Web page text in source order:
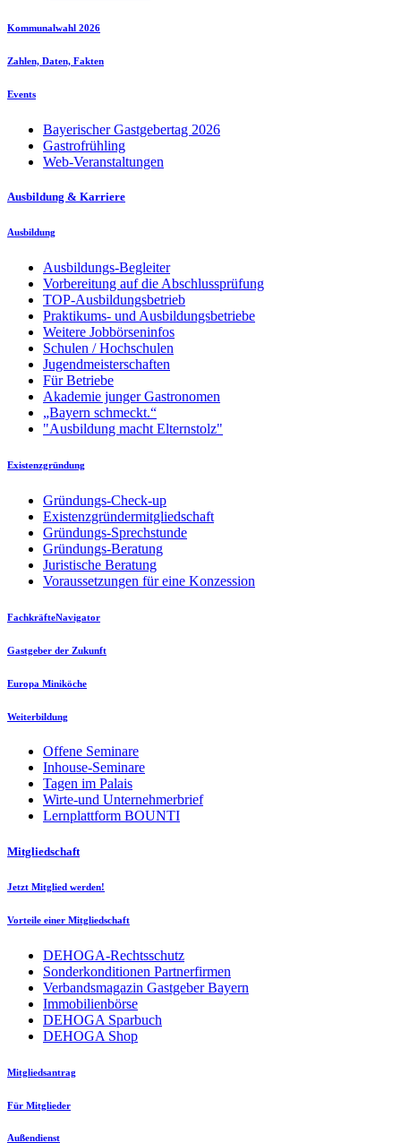
Kommunalwahl 2026
Zahlen, Daten, Fakten
Events
Bayerischer Gastgebertag 2026
Gastrofrühling
Web-Veranstaltungen
Ausbildung & Karriere
Ausbildung
Ausbildungs-Begleiter
Vorbereitung auf die Abschlussprüfung
TOP-Ausbildungsbetrieb
Praktikums- und Ausbildungsbetriebe
Weitere Jobbörseninfos
Schulen / Hochschulen
Jugendmeisterschaften
Für Betriebe
Akademie junger Gastronomen
„Bayern schmeckt.“
"Ausbildung macht Elternstolz"
Existenzgründung
Gründungs-Check-up
Existenzgründermitgliedschaft
Gründungs-Sprechstunde
Gründungs-Beratung
Juristische Beratung
Voraussetzungen für eine Konzession
FachkräfteNavigator
Gastgeber der Zukunft
Europa Miniköche
Weiterbildung
Offene Seminare
Inhouse-Seminare
Tagen im Palais
Wirte-und Unternehmerbrief
Lernplattform BOUNTI
Mitgliedschaft
Jetzt Mitglied werden!
Vorteile einer Mitgliedschaft
DEHOGA-Rechtsschutz
Sonderkonditionen Partnerfirmen
Verbandsmagazin Gastgeber Bayern
Immobilienbörse
DEHOGA Sparbuch
DEHOGA Shop
Mitgliedsantrag
Für Mitglieder
Außendienst